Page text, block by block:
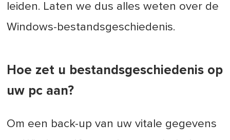
leiden. Laten we dus alles weten over de
Windows-bestandsgeschiedenis.
Hoe zet u bestandsgeschiedenis op
uw pc aan?
Om een back-up van uw vitale gegevens